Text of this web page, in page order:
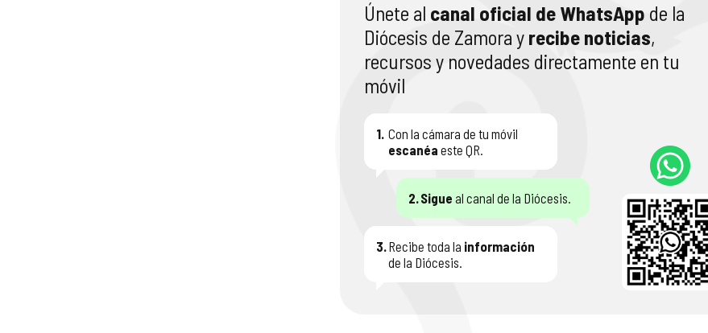
Únete al canal oficial de WhatsApp de la
Diócesis de Zamora y recibe noticias,
recursos y novedades directamente en tu
móvil
1. Con la cámara de tu móvil
escanéa este QR.
2.Sigue al canal de la Diócesis.
3.Recibe toda la información
de la Diócesis.